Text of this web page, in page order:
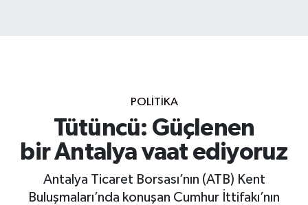
POLITIKA
Tütüncü: Güçlenen
bir Antalya vaat ediyoruz
Antalya Ticaret Borsası’nın (ATB) Kent
Buluşmaları’nda konuşan Cumhur İttifakı’nın
Diğer
Dünya
Ekonomi
Haber Arşivi